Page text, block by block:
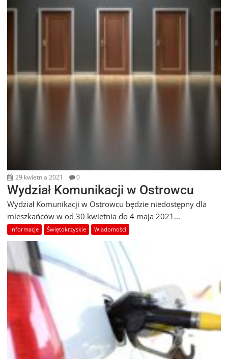
29 kwietnia 2021 0
Wydział Komunikacji w Ostrowcu
Wydział Komunikacji w Ostrowcu będzie niedostępny dla
mieszkańców w od 30 kwietnia do 4 maja 2021...
Informacje Świętokrzyskie Wiadomości